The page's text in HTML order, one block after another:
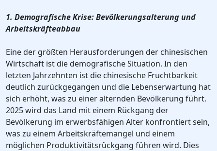
1. Demografische Krise: Bevölkerungsalterung und
Arbeitskräfteabbau
Eine der größten Herausforderungen der chinesischen
Wirtschaft ist die demografische Situation. In den
letzten Jahrzehnten ist die chinesische Fruchtbarkeit
deutlich zurückgegangen und die Lebenserwartung hat
sich erhöht, was zu einer alternden Bevölkerung führt.
2025 wird das Land mit einem Rückgang der
Bevölkerung im erwerbsfähigen Alter konfrontiert sein,
was zu einem Arbeitskräftemangel und einem
möglichen Produktivitätsrückgang führen wird. Dies